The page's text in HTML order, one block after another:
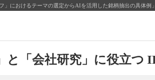
」におけるテーマの選定からAIを活用した銘柄抽出の具体
と「会社研究」に役立